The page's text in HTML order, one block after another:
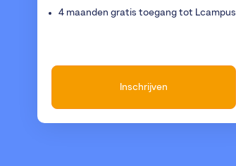
4 maanden gratis toegang tot Lcampus
Inschrijven